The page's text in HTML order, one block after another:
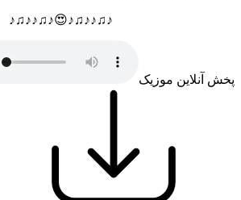
♪♫♪♪♫♪😍♪♫♪♪♫♪
پخش آنلاین موزیک